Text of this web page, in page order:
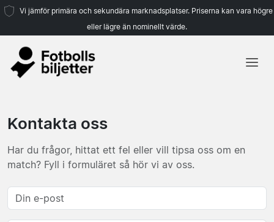
Vi jämför primära och sekundära marknadsplatser. Priserna kan vara högre
eller lägre än nominellt värde.
Resebyråer
Kontakta oss
Har du frågor, hittat ett fel eller vill tipsa oss om en
match? Fyll i formuläret så hör vi av oss.